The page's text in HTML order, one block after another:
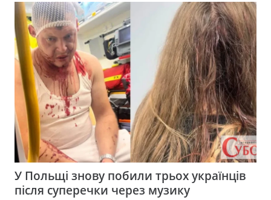
У Польщі знову побили трьох українців
після суперечки через музику